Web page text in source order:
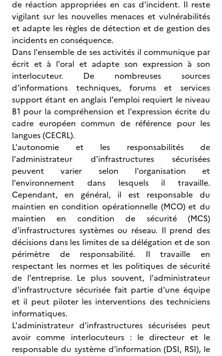
de réaction appropriées en cas d'incident. Il reste
vigilant sur les nouvelles menaces et vulnérabilités
et adapte les règles de détection et de gestion des
incidents en conséquence.
Dans l'ensemble de ses activités il communique par
écrit et à l'oral et adapte son expression à son
interlocuteur. De nombreuses sources
d'informations techniques, forums et services
support étant en anglais l'emploi requiert le niveau
B1 pour la compréhension et l'expression écrite du
cadre européen commun de référence pour les
langues (CECRL).
L'autonomie et les responsabilités de
l'administrateur d'infrastructures sécurisées
peuvent varier selon l'organisation et
l'environnement dans lesquels il travaille.
Cependant, en général, il est responsable du
maintien en condition opérationnelle (MCO) et du
maintien en condition de sécurité (MCS)
d'infrastructures systèmes ou réseau. Il prend des
décisions dans les limites de sa délégation et de son
périmètre de responsabilité. Il travaille en
respectant les normes et les politiques de sécurité
de l'entreprise. Le plus souvent, l'administrateur
d'infrastructure sécurisée fait partie d'une équipe
et il peut piloter les interventions des techniciens
informatiques.
L'administrateur d'infrastructures sécurisées peut
avoir comme interlocuteurs : le directeur et le
responsable du système d'information (DSI, RSI), le